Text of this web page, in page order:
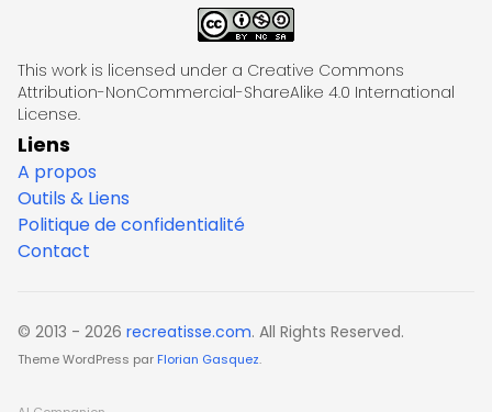
This work is licensed under a Creative Commons
Attribution-NonCommercial-ShareAlike 4.0 International
License.
Liens
A propos
Outils & Liens
Politique de confidentialité
Contact
© 2013 - 2026 recreatisse.com. All Rights Reserved.
Theme WordPress par Florian Gasquez.